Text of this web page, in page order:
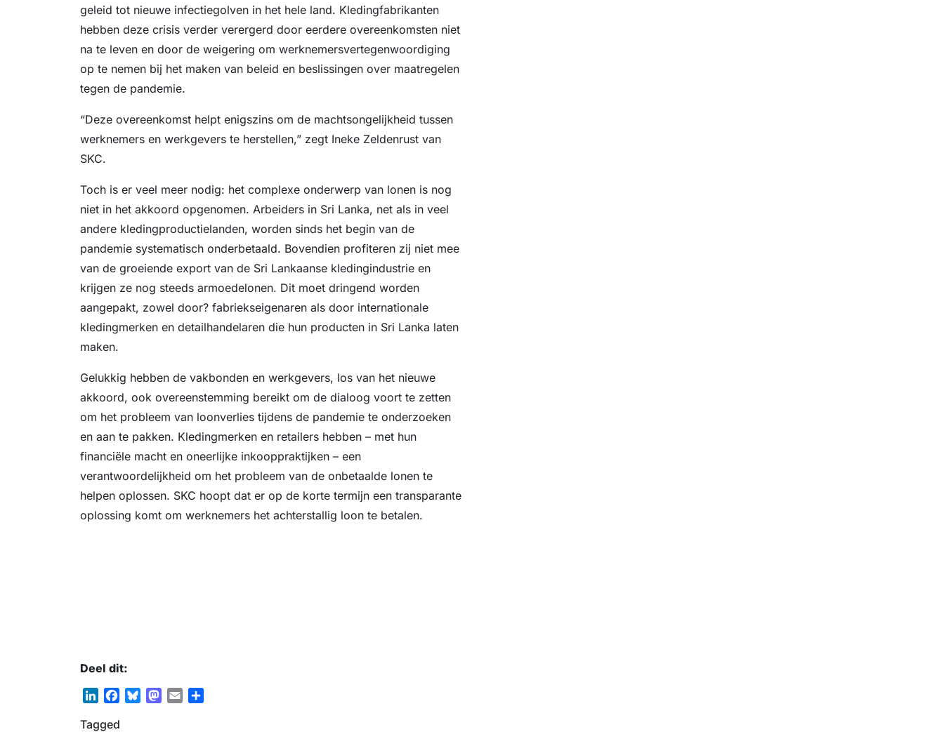
geleid tot nieuwe infectiegolven in het hele land. Kledingfabrikanten
hebben deze crisis verder verergerd door eerdere overeenkomsten niet
na te leven en door de weigering om werknemersvertegenwoordiging
op te nemen bij het maken van beleid en beslissingen over maatregelen
tegen de pandemie.
“Deze overeenkomst helpt enigszins om de machtsongelijkheid tussen
werknemers en werkgevers te herstellen,” zegt Ineke Zeldenrust van
SKC.
Toch is er veel meer nodig: het complexe onderwerp van lonen is nog
niet in het akkoord opgenomen. Arbeiders in Sri Lanka, net als in veel
andere kledingproductielanden, worden sinds het begin van de
pandemie systematisch onderbetaald. Bovendien profiteren zij niet mee
van de groeiende export van de Sri Lankaanse kledingindustrie en
krijgen ze nog steeds armoedelonen. Dit moet dringend worden
aangepakt, zowel door? fabriekseigenaren als door internationale
kledingmerken en detailhandelaren die hun producten in Sri Lanka laten
maken.
Gelukkig hebben de vakbonden en werkgevers, los van het nieuwe
akkoord, ook overeenstemming bereikt om de dialoog voort te zetten
om het probleem van loonverlies tijdens de pandemie te onderzoeken
en aan te pakken. Kledingmerken en retailers hebben – met hun
financiële macht en oneerlijke inkooppraktijken – een
verantwoordelijkheid om het probleem van de onbetaalde lonen te
helpen oplossen. SKC hoopt dat er op de korte termijn een transparante
oplossing komt om werknemers het achterstallig loon te betalen.
Deel dit:
n
M
Tagged